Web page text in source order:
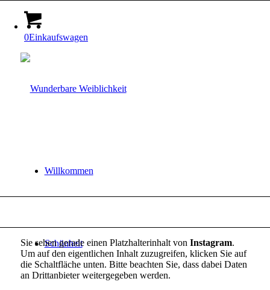
0Einkaufswagen
Willkommen
Schönheit
Sie sehen gerade einen Platzhalterinhalt von Instagram.
Um auf den eigentlichen Inhalt zuzugreifen, klicken Sie auf
die Schaltfläche unten. Bitte beachten Sie, dass dabei Daten
an Drittanbieter weitergegeben werden.